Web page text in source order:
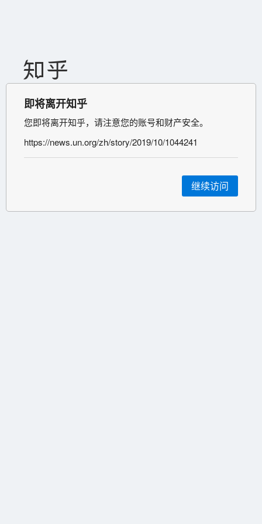
即将离开知乎
您即将离开知乎，请注意您的账号和财产安全。
https://news.un.org/zh/story/2019/10/1044241
继续访问